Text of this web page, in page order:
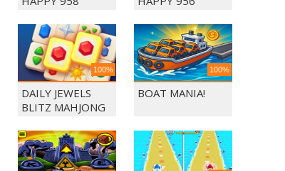
100%
DAILY JEWELS
BLITZ MAHJONG
100%
BOAT MANIA!